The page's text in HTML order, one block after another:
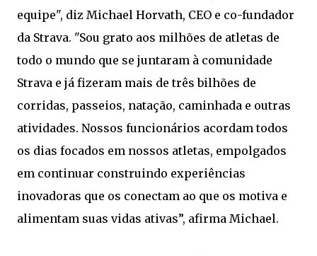
equipe", diz Michael Horvath, CEO e co-fundador
da Strava. "Sou grato aos milhões de atletas de
todo o mundo que se juntaram à comunidade
Strava e já fizeram mais de três bilhões de
corridas, passeios, natação, caminhada e outras
atividades. Nossos funcionários acordam todos
os dias focados em nossos atletas, empolgados
em continuar construindo experiências
inovadoras que os conectam ao que os motiva e
alimentam suas vidas ativas”, afirma Michael.